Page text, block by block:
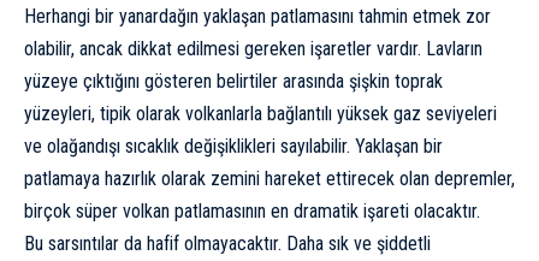
Herhangi bir yanardağın yaklaşan patlamasını tahmin etmek zor
olabilir, ancak dikkat edilmesi gereken işaretler vardır. Lavların
yüzeye çıktığını gösteren belirtiler arasında şişkin toprak
yüzeyleri, tipik olarak volkanlarla bağlantılı yüksek gaz seviyeleri
ve olağandışı sıcaklık değişiklikleri sayılabilir. Yaklaşan bir
patlamaya hazırlık olarak zemini hareket ettirecek olan depremler,
birçok süper volkan patlamasının en dramatik işareti olacaktır.
Bu sarsıntılar da hafif olmayacaktır. Daha sık ve şiddetli